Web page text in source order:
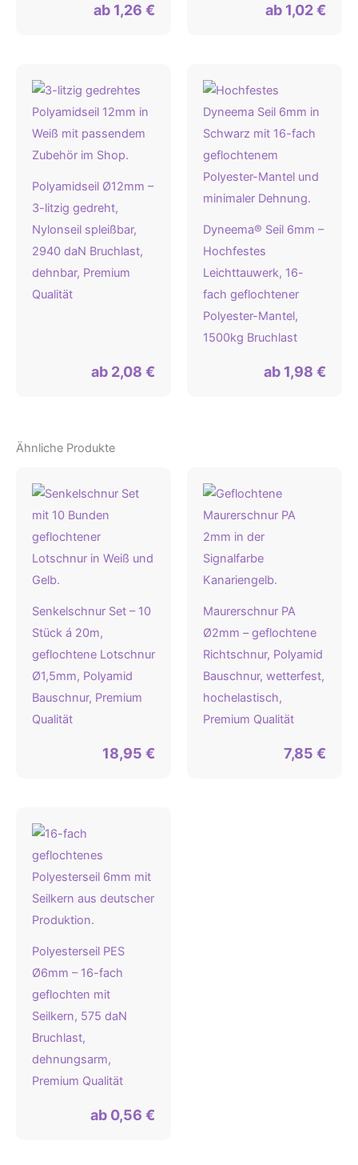
ab 1,26 € ab 1,02€
Polyamidseil Ø12mm –
3-litzig gedreht,
Nylonseil spleißbar,
2940 daN Bruchlast,
dehnbar, Premium
Qualität
ab 2,08 €
Dyneema® Seil 6mm –
Hochfestes
Leichttauwerk, 16-
fach geflochtener
Polyester-Mantel,
1500kg Bruchlast
ab 1,98 €
Ähnliche Produkte
Senkelschnur Set – 10
Stück á 20m,
geflochtene Lotschnur
Ø1,5mm, Polyamid
Bauschnur, Premium
Qualität
18,95 €
Maurerschnur PA
Ø2mm – geflochtene
Richtschnur, Polyamid
Bauschnur, wetterfest,
hochelastisch,
Premium Qualität
7,85 €
Polyesterseil PES
Ø6mm – 16-fach
geflochten mit
Seilkern, 575 daN
Bruchlast,
dehnungsarm,
Premium Qualität
ab 0,56 €